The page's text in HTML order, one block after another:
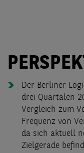
Der Berliner
drei Quartalen
Vergleich zum
Frequenz von
da sich aktuell
Zielgerade